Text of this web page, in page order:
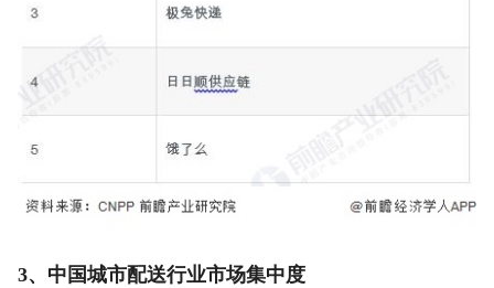
3、中国城市配送行业市场集中度